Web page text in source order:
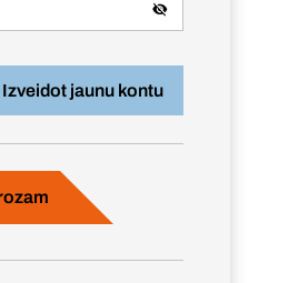
Izveidot jaunu kontu